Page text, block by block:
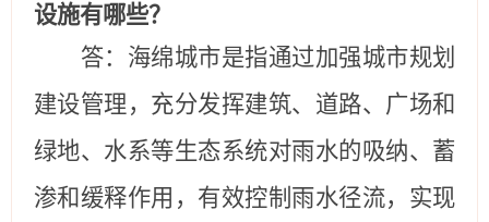
设施有哪些？
答：海绵城市是指通过加强城市规划
建设管理，充分发挥建筑、道路、广场和
绿地、水系等生态系统对雨水的吸纳、蓄
渗和缓释作用，有效控制雨水径流，实现